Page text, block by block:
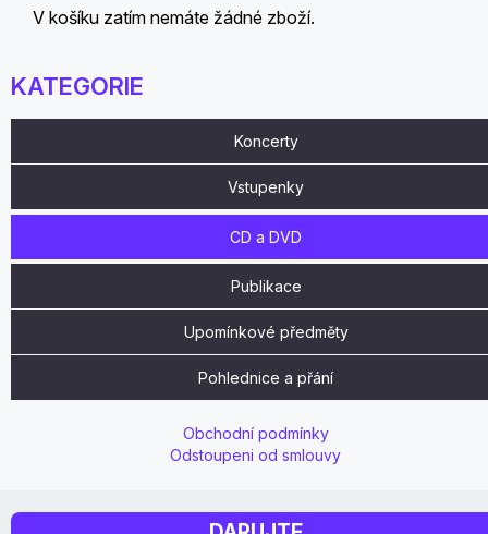
V košíku zatím nemáte žádné zboží.
KATEGORIE
Koncerty
Vstupenky
CD a DVD
Publikace
Upomínkové předměty
Pohlednice a přání
Obchodní podmínky
Odstoupeni od smlouvy